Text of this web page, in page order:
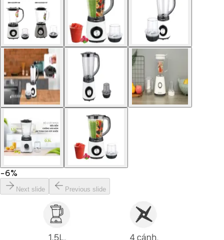
−6%
Next slide Previous slide